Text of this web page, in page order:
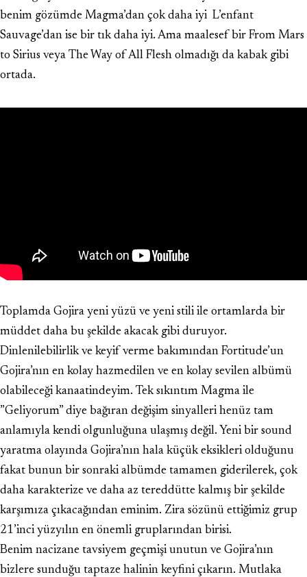
benim gözümde Magma’dan çok daha iyi L’enfant
Sauvage’dan ise bir tık daha iyi. Ama maalesef bir From Mars
to Sirius veya The Way of All Flesh olmadığı da kabak gibi
ortada.
Toplamda Gojira yeni yüzü ve yeni stili ile ortamlarda bir
müddet daha bu şekilde akacak gibi duruyor.
Dinlenilebilirlik ve keyif verme bakımından Fortitude’un
Gojira’nın en kolay hazmedilen ve en kolay sevilen albümü
olabileceği kanaatindeyim. Tek sıkıntım Magma ile
”Geliyorum” diye bağıran değişim sinyalleri henüz tam
anlamıyla kendi olgunluğuna ulaşmış değil. Yeni bir sound
yaratma olayında Gojira’nın hala küçük eksikleri olduğunu
fakat bunun bir sonraki albümde tamamen giderilerek, çok
daha karakterize ve daha az tereddütte kalmış bir şekilde
karşımıza çıkacağından eminim. Zira sözünü ettiğimiz grup
21’inci yüzyılın en önemli gruplarından birisi.
Benim nacizane tavsiyem geçmişi unutun ve Gojira’nın
bizlere sunduğu taptaze halinin keyfini çıkarın. Mutlaka